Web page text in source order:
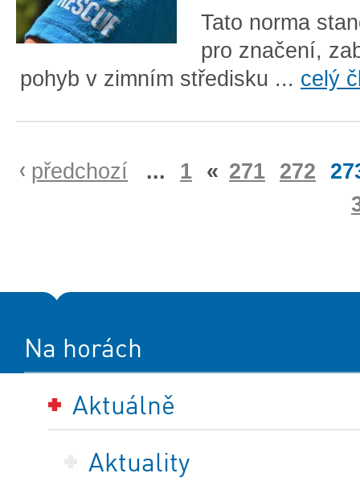
Tato norma
pro značení,
pohyb v zimním středisku ... celý
předchozí ... 1 « 271 272
Na horách
Aktuálně
Aktuality